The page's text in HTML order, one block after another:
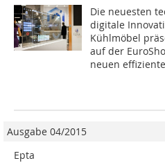
Die neuesten
digitale
Kühlmöbel
auf der
neuen
Ausgabe 04/2015
Epta